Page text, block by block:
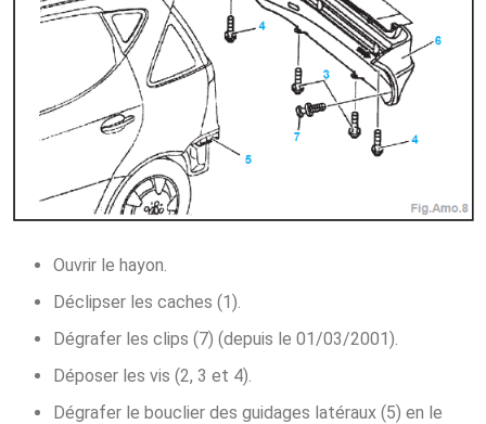
Ouvrir le hayon.
Déclipser les caches (1).
Dégrafer les clips (7) (depuis le 01/03/2001).
Déposer les vis (2, 3 et 4).
Dégrafer le bouclier des guidages latéraux (5) en le